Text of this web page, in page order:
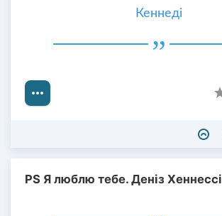
Кеннеді
PS Я люблю тебе. Деніз Хеннессі